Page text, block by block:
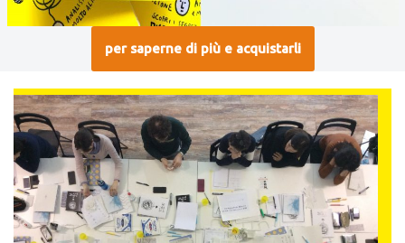
per saperne di più e acquistarli